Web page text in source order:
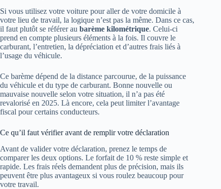
Si vous utilisez votre voiture pour aller de votre domicile à
votre lieu de travail, la logique n’est pas la même. Dans ce cas,
il faut plutôt se référer au barème kilométrique. Celui-ci
prend en compte plusieurs éléments à la fois. Il couvre le
carburant, l’entretien, la dépréciation et d’autres frais liés à
l’usage du véhicule.
Ce barème dépend de la distance parcourue, de la puissance
du véhicule et du type de carburant. Bonne nouvelle ou
mauvaise nouvelle selon votre situation, il n’a pas été
revalorisé en 2025. Là encore, cela peut limiter l’avantage
fiscal pour certains conducteurs.
Ce qu’il faut vérifier avant de remplir votre déclaration
Avant de valider votre déclaration, prenez le temps de
comparer les deux options. Le forfait de 10 % reste simple et
rapide. Les frais réels demandent plus de précision, mais ils
peuvent être plus avantageux si vous roulez beaucoup pour
votre travail.